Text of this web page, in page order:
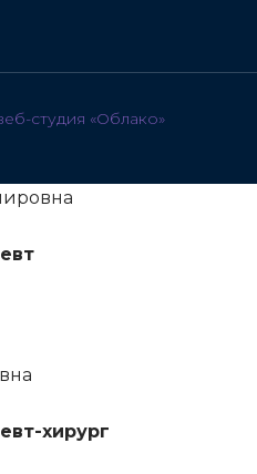
студия «Облако»
хирург